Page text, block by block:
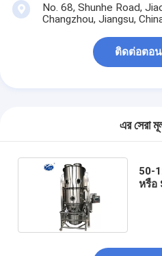
No. 68, Shunhe Road,
Changzhou, Jiangsu,
ติดต่อตอ
এর সেরা
50-
หรือ